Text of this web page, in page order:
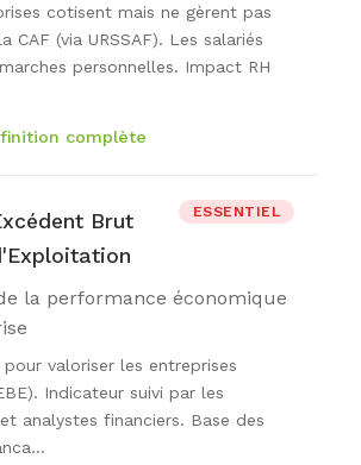
cotisent mais ne gèrent pas
CAF (via URSSAF). Les salariés
personnelles. Impact RH
complète
Brut
ESSENTIEL
la performance économique
pour valoriser les entreprises
Indicateur suivi par les
analystes financiers. Base des